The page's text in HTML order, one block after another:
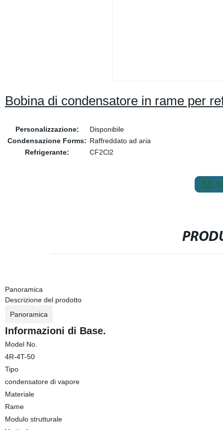
Bobina di condensatore in rame per
Personalizzazione:
Disponibile
Condensazione Forms: Raffreddato ad aria
Refrigerante:
CF2Cl2
Panoramica
Descrizione del prodotto
Panoramica
Informazioni di Base.
Model No.
4R-4T-50
Tipo
condensatore di vapore
Materiale
Rame
Modulo strutturale